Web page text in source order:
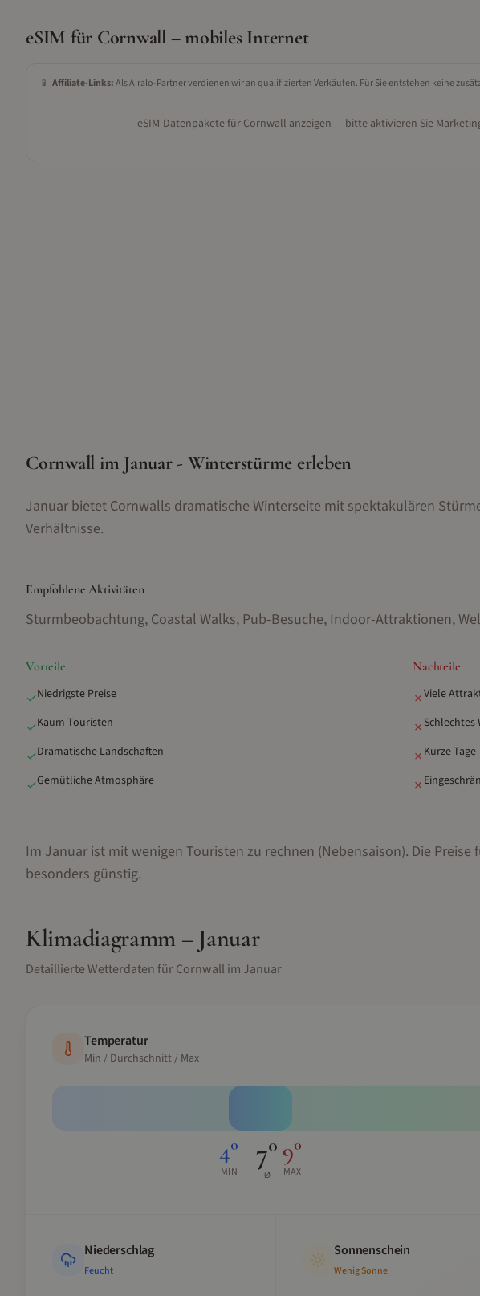
eSIM für Cornwall– mobiles Internet
📱 Affiliate-Links:Als Airalo-Partner verdienen wir an qualifizierten Verkäufen. Für Sie entstehen keine
eSIM-Datenpakete für Cornwall anzeigen — bitte aktivieren Sie
Cornwall im Januar - Winterstürme erleben
Januar bietet Cornwalls dramatische Winterseite mit spektakulären
Verhältnisse.
Empfohlene Aktivitäten
Sturmbeobachtung, Coastal Walks, Pub-Besuche, Indoor-Attraktionen,
Vorteile
✓Niedrigste Preise
✓Kaum Touristen
✓Dramatische Landschaften
✓Gemütliche Atmosphäre
Nachteile
✗Viele
✗ Schlechtes
✗ Kurze Tage
✗
Im Januar ist mit wenigen Touristen zu rechnen (Nebensaison). Die Preise
besonders günstig.
Klimadiagramm –Januar
Detaillierte Wetterdaten fürCornwallim Januar
Temperatur
Min / Durchschnitt / Max
4°
MIN
7°
Ø
9°
MAX
Niederschlag
Feucht
Sonnenschein
Wenig Sonne